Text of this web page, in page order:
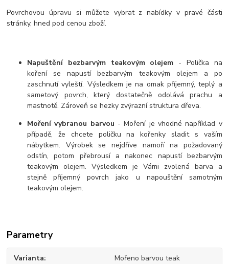
Povrchovou úpravu si můžete vybrat z nabídky v pravé části
stránky, hned pod cenou zboží.
Napuštění bezbarvým teakovým olejem - Polička na
koření se napustí bezbarvým teakovým olejem a po
zaschnutí vyleští. Výsledkem je na omak příjemný, teplý a
sametový povrch, který dostatečně odolává prachu a
mastnotě. Zároveň se hezky zvýrazní struktura dřeva.
Moření vybranou barvou - Moření je vhodné například v
případě, že chcete poličku na kořenky sladit s vaším
nábytkem. Výrobek se nejdříve namoří na požadovaný
odstín, potom přebrousí a nakonec napustí bezbarvým
teakovým olejem. Výsledkem je Vámi zvolená barva a
stejně příjemný povrch jako u napouštění samotným
teakovým olejem.
Parametry
Varianta Mořeno barvou teak